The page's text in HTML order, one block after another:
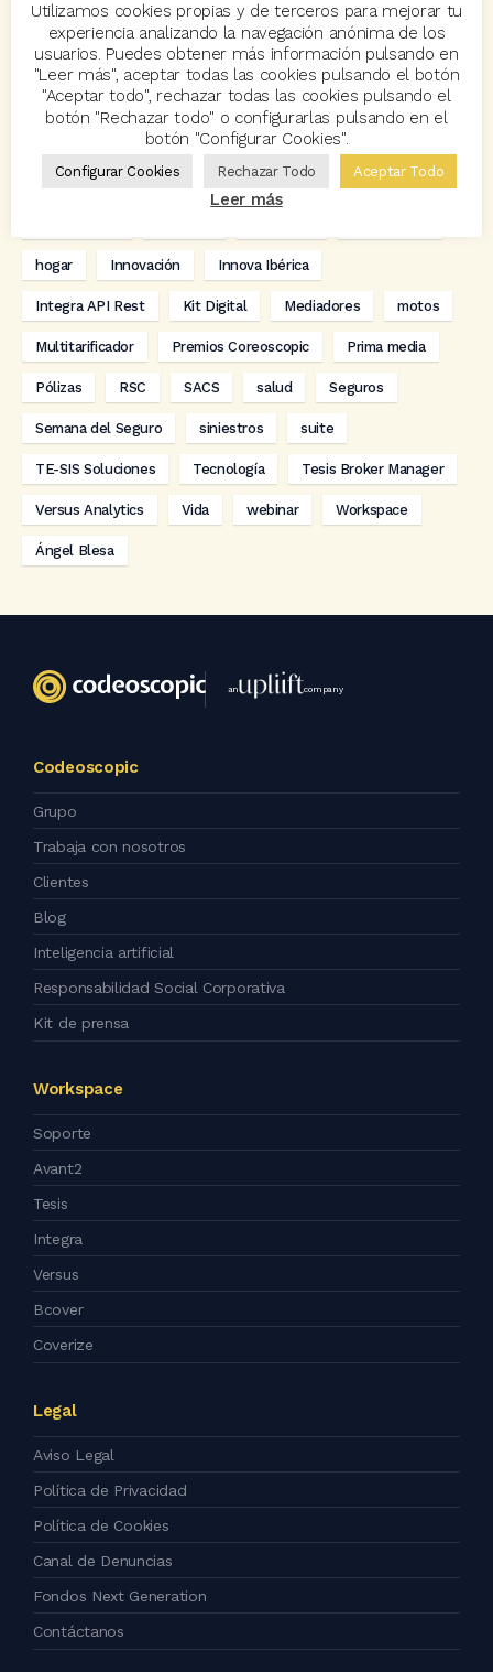
acuerdo Acuerdos Allianz asisa autos
Avant2 Avant2 Sales Manager ayudas Bcover
Codeoscopic Codeoscopic Academy
Codeoscopic Workspace Decesos
hogar Innovación Innova Ibérica
Integra API Rest Kit Digital Mediadores motos
Multitarificador Premios Coreoscopic Prima media
Pólizas RSC SACS salud Seguros
Semana del Seguro siniestros suite
TE-SIS Soluciones Tecnología Tesis Broker Manager
Versus Analytics Vida webinar Workspace
Ángel Blesa
an company
Codeoscopic
Grupo
Trabaja con nosotros
Clientes
Blog
Inteligencia artificial
Responsabilidad Social Corporativa
Kit de prensa
Workspace
Soporte
Avant2
Tesis
Integra
Versus
Bcover
Coverize
Legal
Aviso Legal
Política de Privacidad
Política de Cookies
Canal de Denuncias
Fondos Next Generation
Contáctanos
Utilizamos cookies propias y de terceros para mejorar tu
experiencia analizando la navegación anónima de los
usuarios. Puedes obtener más información pulsando en
"Leer más", aceptar todas las cookies pulsando el botón
"Aceptar todo", rechazar todas las cookies pulsando el
botón "Rechazar todo" o configurarlas pulsando en el
botón "Configurar Cookies".
Configurar Cookies Rechazar Todo Aceptar Todo
Leer más